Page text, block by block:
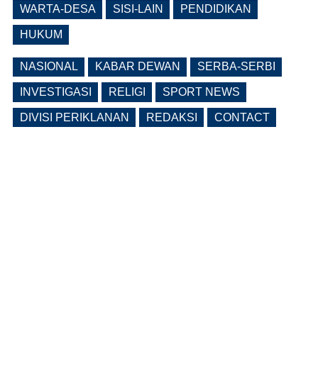
(0 Reply(s))
WARTA-DESA SISI-LAIN PENDIDIKAN
HUKUM
NASIONAL KABAR DEWAN SERBA-SERBI
INVESTIGASI RELIGI SPORT NEWS
DIVISI PERIKLANAN REDAKSI CONTACT